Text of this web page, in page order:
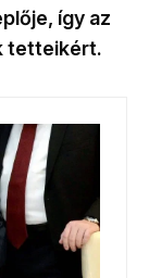
így az
tetteikért.